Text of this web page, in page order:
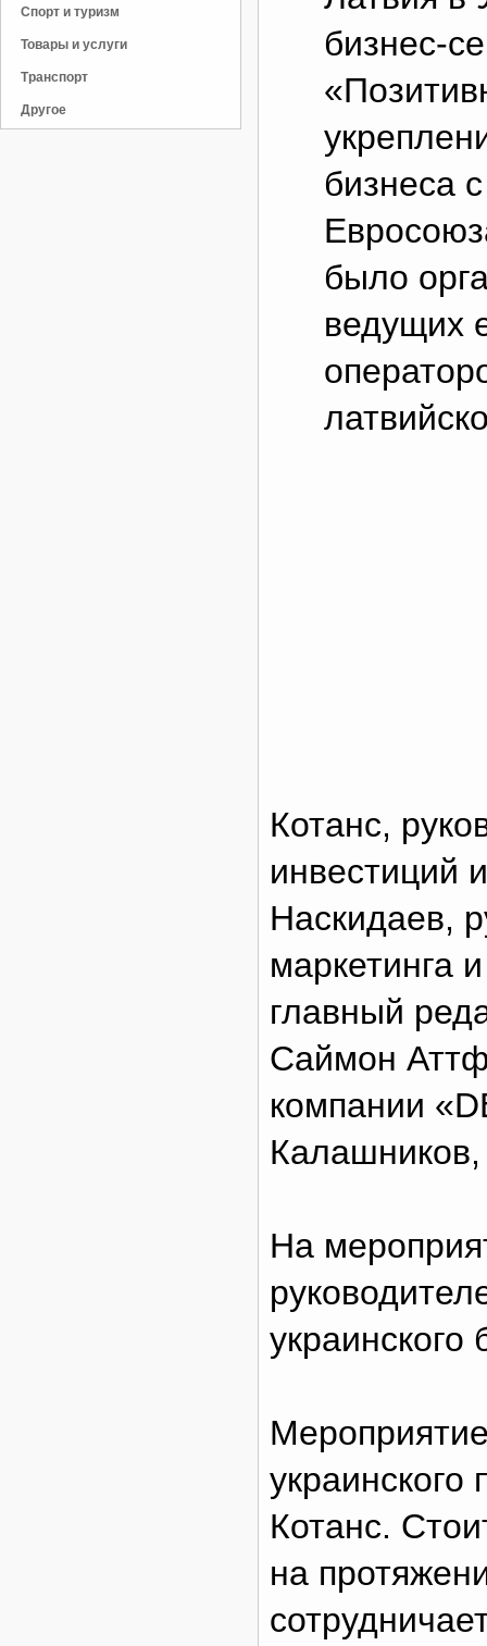
Спорт и туризм
Товары и услуги
Транспорт
Другое
бизнес-
бизнеса
было
ведущих
Котанс,
инвестиций
Наскидаев,
маркетинга
главный
Саймон
компании
На
украинского
украинского
Котанс.
на